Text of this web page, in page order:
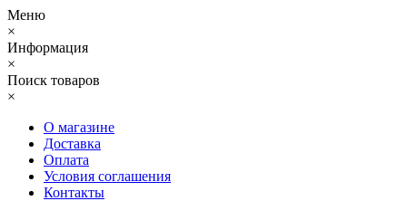
Меню
×
Информация
×
Поиск товаров
×
О магазине
Доставка
Оплата
Условия соглашения
Контакты